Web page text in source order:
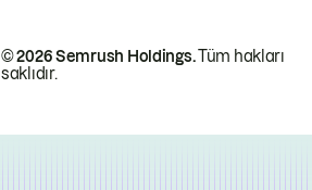
© 2026 Semrush Holdings.Tüm hakları
saklıdır.